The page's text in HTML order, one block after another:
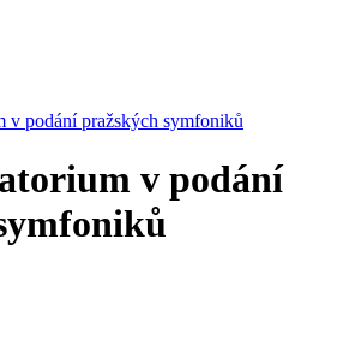
v podání pražských symfoniků
v podání